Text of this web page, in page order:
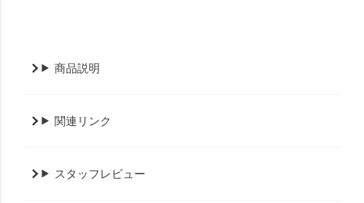
商品説明
関連リンク
スタッフレビュー